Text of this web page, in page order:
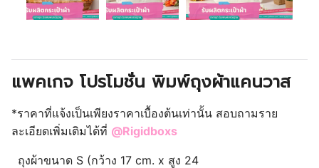
แพคเกจ โปรโมชั่น พิมพ์ถุงผ้าแคนวาส
*ราคาที่แจ้งเป็นเพียงราคาเบื้องต้นเท่านั้น สอบถามราย
ละเอียดเพิ่มเติมได้ที่ @Rigidboxs
ถุงผ้าขนาด S (กว้าง 17 cm. x สูง 24